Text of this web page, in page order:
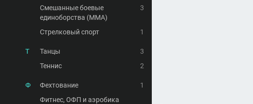
Смешанные боевые
единоборства (MMA)
3
Стрелковый спорт 1
Т Танцы
3
Теннис
2
Ф Фехтование
1
Фитнес, ОФП и аэробика